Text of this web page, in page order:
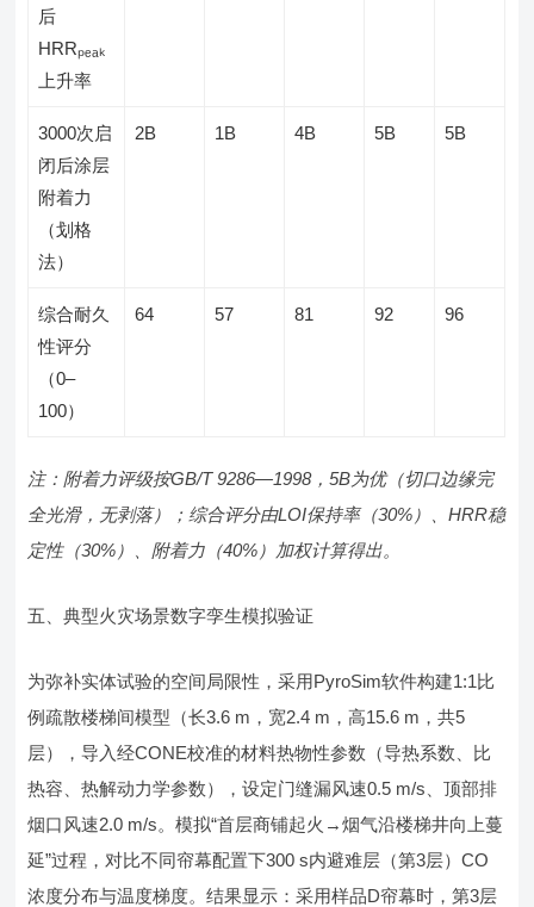
后
HRRₚₑₐₖ
上升率
3000次启
闭后涂层
附着力
（划格
法）
2B 1B 4B 5B 5B
综合耐久
性评分
（0–
100）
64 57 81 92 96
注：附着力评级按GB/T 9286—1998，5B为优（切口边缘完
全光滑，无剥落）；综合评分由LOI保持率（30%）、HRR稳
定性（30%）、附着力（40%）加权计算得出。
五、典型火灾场景数字孪生模拟验证
为弥补实体试验的空间局限性，采用PyroSim软件构建1:1比
例疏散楼梯间模型（长3.6 m，宽2.4 m，高15.6 m，共5
层），导入经CONE校准的材料热物性参数（导热系数、比
热容、热解动力学参数），设定门缝漏风速0.5 m/s、顶部排
烟口风速2.0 m/s。模拟“首层商铺起火→烟气沿楼梯井向上蔓
延”过程，对比不同帘幕配置下300 s内避难层（第3层）CO
浓度分布与温度梯度。结果显示：采用样品D帘幕时，第3层